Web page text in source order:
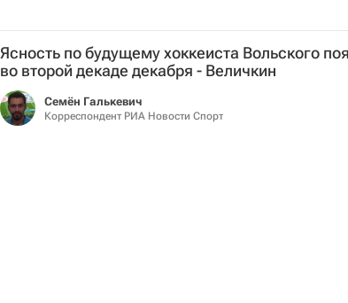
Ясность по будущему хоккеиста Вольского
во второй декаде декабря - Величкин
Семён Галькевич
Корреспондент РИА Новости Спорт